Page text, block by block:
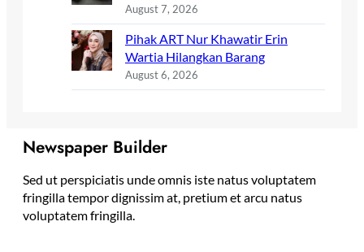
August 7, 2026
Pihak ART Nur Khawatir Erin
Wartia Hilangkan Barang
August 6, 2026
Newspaper Builder
Sed ut perspiciatis unde omnis iste natus voluptatem
fringilla tempor dignissim at, pretium et arcu natus
voluptatem fringilla.